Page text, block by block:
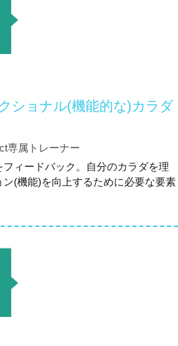
ショナル(機能的な)カラダ
専属トレーナー
ィードバック。自分のカラダを理
(機能)を向上するために必要な要素